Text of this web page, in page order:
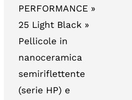
PERFORMANCE »
25 Light Black »
Pellicole in
nanoceramica
semiriflettente
(serie HP) e